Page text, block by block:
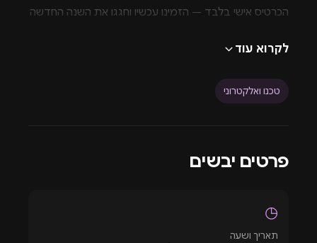
הכרטיס אישי בלבד — הזמינו עכשיו וחגגו את השנה החדשה
בקלאס עם ערב אקסקלוסיבי במתחם גג העיר תל אביב.
היוקרתיים, האטרקטיביים והמדוברים ביותר של השנה —
החל ממסיבות מיינסטרים נוצצות ועד פסטיבלים אלקטרוניים
לקרוא עוד
טכנו ואלקטרוני
פרטים יבשים
◷
תאריך ושעה